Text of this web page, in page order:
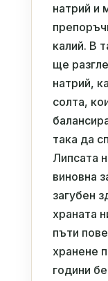
натрий и
калий. В
ще
натрий,
солта,
така да
Липсата
виновна
загубен
храната
пъти
хранене
години